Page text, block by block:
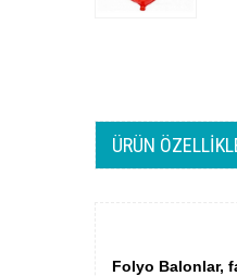
ÜRÜN
Folyo Balonlar,